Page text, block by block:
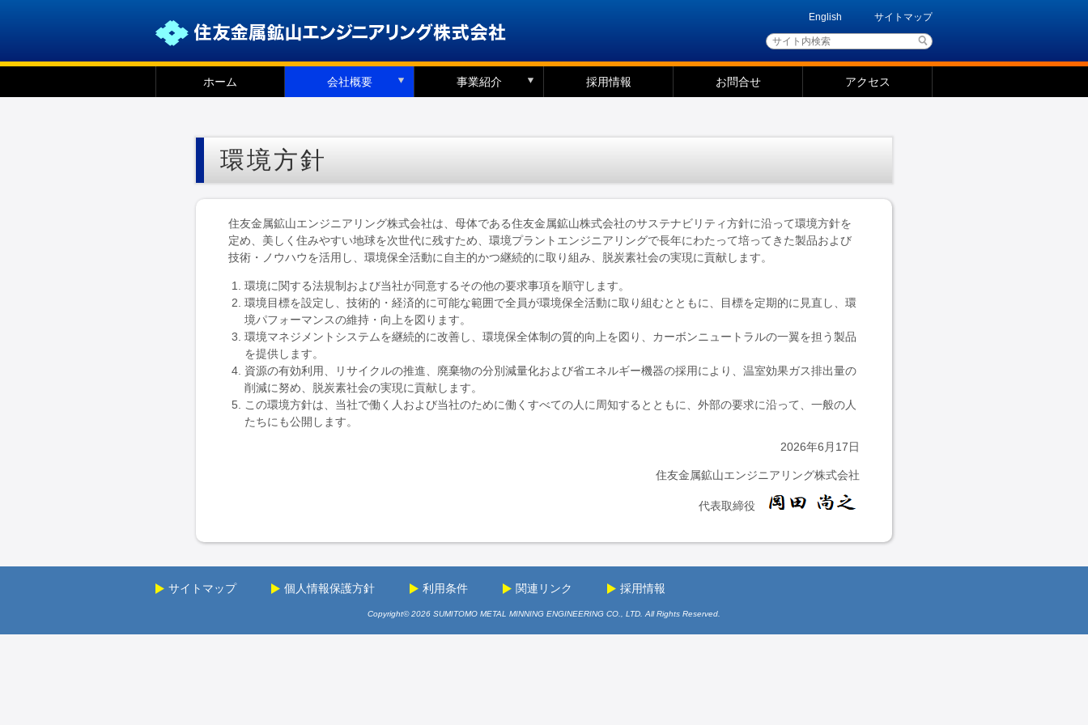
サイトマップ
English
ホーム 会社概要 事業紹介 採用情報 お問合せ アクセス
環境方針
住友金属鉱山エンジニアリング株式会社は、母体である住友金属鉱山株式会社のサステナビリティ方針に沿って環境方針を
定め、美しく住みやすい地球を次世代に残すため、環境プラントエンジニアリングで長年にわたって培ってきた製品および
技術・ノウハウを活用し、環境保全活動に自主的かつ継続的に取り組み、脱炭素社会の実現に貢献します。
環境に関する法規制および当社が同意するその他の要求事項を順守します。
環境目標を設定し、技術的・経済的に可能な範囲で全員が環境保全活動に取り組むとともに、目標を定期的に見直し、環
境パフォーマンスの維持・向上を図ります。
環境マネジメントシステムを継続的に改善し、環境保全体制の質的向上を図り、カーボンニュートラルの一翼を担う製品
を提供します。
資源の有効利用、リサイクルの推進、廃棄物の分別減量化および省エネルギー機器の採用により、温室効果ガス排出量の
削減に努め、脱炭素社会の実現に貢献します。
この環境方針は、当社で働く人および当社のために働くすべての人に周知するとともに、外部の要求に沿って、一般の人
たちにも公開します。
2026年6月17日
住友金属鉱山エンジニアリング株式会社
代表取締役
サイトマップ 個人情報保護方針 利用条件 関連リンク 採用情報
Copyright© 2026 SUMITOMO METAL MINNING ENGINEERING CO., LTD. All Rights Reserved.